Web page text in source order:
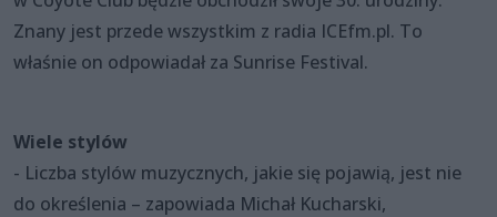
Znany jest przede wszystkim z radia ICEfm.pl. To
właśnie on odpowiadał za Sunrise Festival.
Wiele stylów
- Liczba stylów muzycznych, jakie się pojawią, jest nie
do określenia – zapowiada Michał Kucharski,